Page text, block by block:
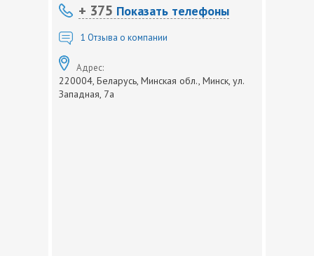
+ 375 Показать телефоны
1 Отзыва о компании
Адрес:
220004, Беларусь, Минская обл., Минск, ул.
Западная, 7а